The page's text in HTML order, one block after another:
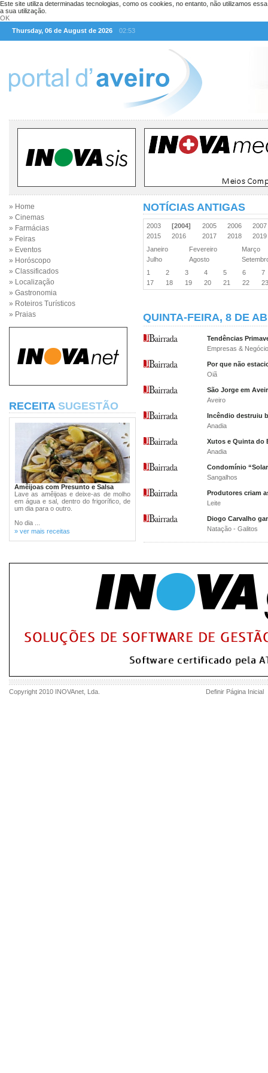
Este site utiliza determinadas tecnologias, como os cookies, no entanto, não utilizamos
a sua utilização.
OK
Thursday, 06 de August de 2026
02:53
» Home
» Cinemas
» Farmácias
» Feiras
» Eventos
» Horóscopo
» Classificados
» Localização
» Gastronomia
» Roteiros Turísticos
» Praias
RECEITA SUGESTÃO
Amêijoas com Presunto e Salsa
Lave as amêijoas e deixe-as de molho
em água e sal, dentro do frigorífico, de
um dia para o outro.
No dia ...
» ver mais receitas
NOTÍCIAS ANTIGAS
2003 [2004] 2005 2006
2015
2016 2017 2018
Janeiro
Fevereiro
Março
Julho
Agosto
1
2 3 4 5 6
7
17
18 19 20 21 22
QUINTA-FEIRA, 8 DE
Tendências
Empresas &
Por que não
Oiã
São Jorge em
Aveiro
Incêndio destruiu
Anadia
Xutos e Quinta do
Anadia
Condomínio
Sangalhos
Produtores criam
Leite
Diogo Carvalho
Natação - Galitos
Copyright 2010 INOVAnet , Lda. Definir Página Inicial